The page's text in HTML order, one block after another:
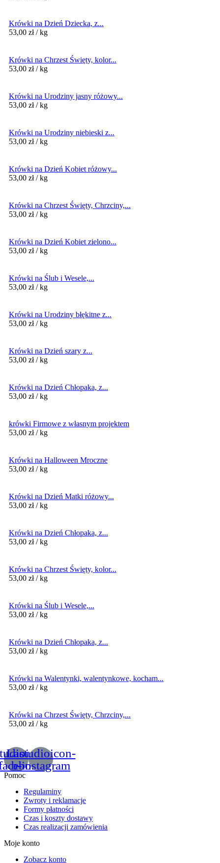
Krówki na Dzień Dziecka, z...
53,00 zł / kg
Krówki na Chrzest Święty, kolor...
53,00 zł / kg
Krówki na Urodziny jasny różowy...
53,00 zł / kg
Krówki na Urodziny niebieski z...
53,00 zł / kg
Krówki na Dzień Kobiet różowy...
53,00 zł / kg
Krówki na Chrzest Święty, Chrzciny,...
53,00 zł / kg
Krówki na Dzień Kobiet zielono...
53,00 zł / kg
Krówki na Ślub i Wesele,...
53,00 zł / kg
Krówki na Urodziny błękitne z...
53,00 zł / kg
Krówki na Dzień szary z...
53,00 zł / kg
Krówki na Dzień Chłopaka, z...
53,00 zł / kg
krówki Firmowe z własnym projektem
53,00 zł / kg
Krówki na Halloween Mroczne
53,00 zł / kg
Krówki na Dzień Matki różowy...
53,00 zł / kg
Krówki na Dzień Chłopaka, z...
53,00 zł / kg
Krówki na Chrzest Święty, kolor...
53,00 zł / kg
Krówki na Ślub i Wesele,...
53,00 zł / kg
Krówki na Dzień Chłopaka, z...
53,00 zł / kg
Krówki na Walentynki, walentynkowe, kocham...
53,00 zł / kg
Krówki na Chrzest Święty, Chrzciny,...
53,00 zł / kg
Lastudioicon-
b-instagram
Pomoc
Regulaminy
Zwroty i reklamacje
Formy płatności
Czas i koszty dostawy
Czas realizacji zamówienia
Moje konto
Zobacz konto